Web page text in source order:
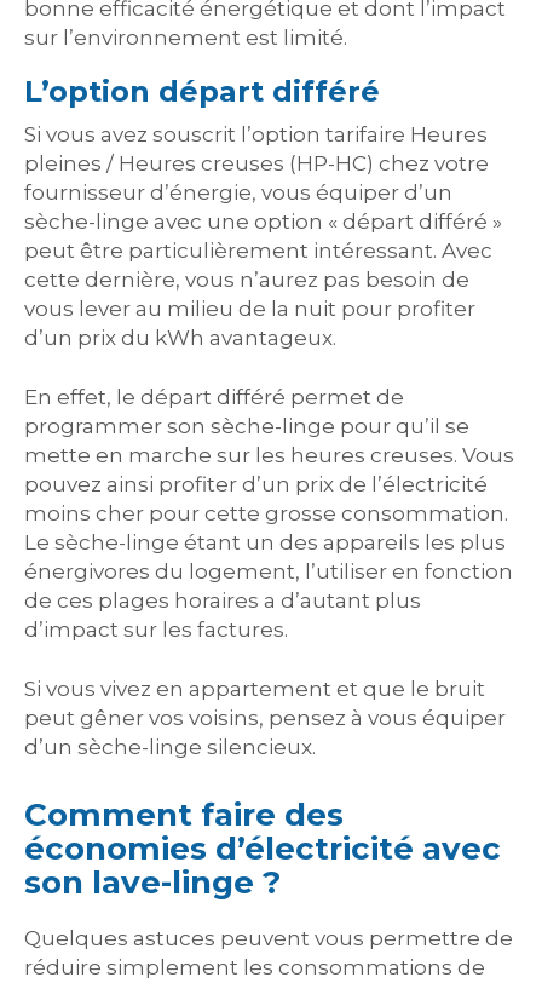
bonne efficacité énergétique et dont l’impact
sur l’environnement est limité.
L’option départ différé
Si vous avez souscrit l’option tarifaire Heures
pleines / Heures creuses (HP-HC) chez votre
fournisseur d’énergie, vous équiper d’un
sèche-linge avec une option « départ différé »
peut être particulièrement intéressant. Avec
cette dernière, vous n’aurez pas besoin de
vous lever au milieu de la nuit pour profiter
d’un prix du kWh avantageux.
En effet, le départ différé permet de
programmer son sèche-linge pour qu’il se
mette en marche sur les heures creuses. Vous
pouvez ainsi profiter d’un prix de l’électricité
moins cher pour cette grosse consommation.
Le sèche-linge étant un des appareils les plus
énergivores du logement, l’utiliser en fonction
de ces plages horaires a d’autant plus
d’impact sur les factures.
Si vous vivez en appartement et que le bruit
peut gêner vos voisins, pensez à vous équiper
d’un sèche-linge silencieux.
Comment faire des
économies d’électricité avec
son lave-linge ?
Quelques astuces peuvent vous permettre de
réduire simplement les consommations de